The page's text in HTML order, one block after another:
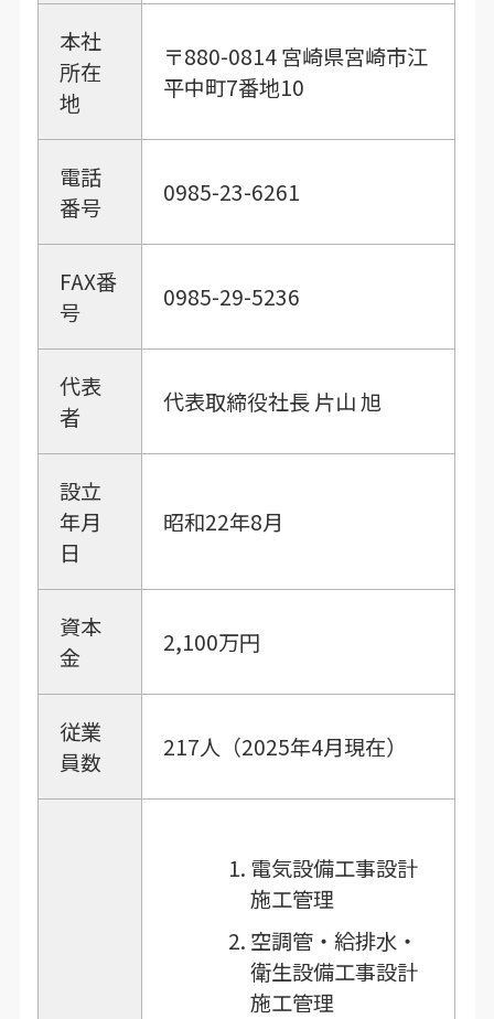
本社
所在
地
〒880-0814 宮崎県宮崎市江
平中町7番地10
電話
番号
0985-23-6261
FAX番
号
0985-29-5236
代表
者
代表取締役社長 片山 旭
設立
年月
日
昭和22年8月
資本
金
2,100万円
従業
員数
217人（2025年4月現在）
電気設備工事設計
施工管理
空調管・給排水・
衛生設備工事設計
施工管理